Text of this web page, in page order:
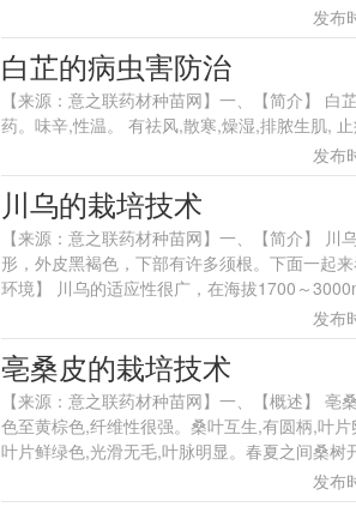
发布
白芷的病虫害防治
【来源：意之联药材种苗网】一、【简介】
药。味辛,性温。 有祛风,散寒,燥湿,排脓生肌,
发布
川乌的栽培技术
【来源：意之联药材种苗网】一、【简介】
形，外皮黑褐色，下部有许多须根。下面一起
环境】 川乌的适应性很广，在海拔1700～
发布
亳桑皮的栽培技术
【来源：意之联药材种苗网】一、【概述】
色至黄棕色,纤维性很强。桑叶互生,有圆柄,叶
叶片鲜绿色,光滑无毛,叶脉明显。春夏之间桑树
发布